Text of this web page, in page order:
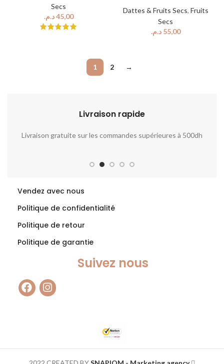
Secs
د.م.
Dattes & Fruits Secs, Fruits
Secs
د.م.
1 2 →
Livraison rapide​​
Livraison gratuite sur les commandes supérieures à 500dh
Vendez avec nous
Politique de confidentialité
Politique de retour
Politique de garantie
Suivez nous